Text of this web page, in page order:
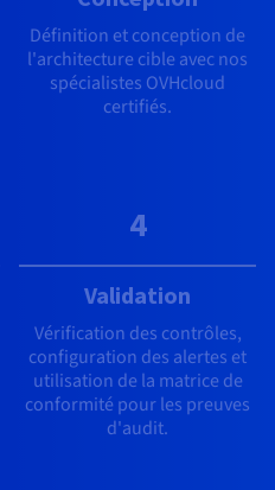
Définition et conception de
l'architecture cible avec nos
spécialistes OVHcloud
certifiés.
4
Validation
Vérification des contrôles,
configuration des alertes et
utilisation de la matrice de
conformité pour les preuves
d'audit.